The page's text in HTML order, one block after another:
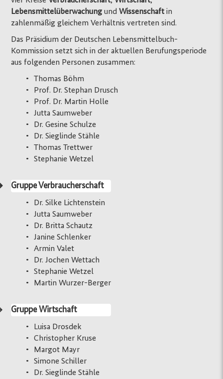
LebensmittelüberwachungundWissenschaftin
zahlenmäßig gleichem Verhältnis vertreten sind.
Das Präsidium der Deutschen Lebensmittelbuch-
Kommission setzt sich in der aktuellen Berufungsperiode
aus folgenden Personen zusammen:
Thomas Böhm
Prof. Dr. Stephan Drusch
Prof. Dr. Martin Holle
Jutta Saumweber
Dr. Gesine Schulze
Dr. Sieglinde Stähle
Thomas Trettwer
Stephanie Wetzel
Gruppe Verbraucherschaft
Dr. Silke Lichtenstein
Jutta Saumweber
Dr. Britta Schautz
Janine Schlenker
Armin Valet
Dr. Jochen Wettach
Stephanie Wetzel
Martin Wurzer-Berger
Gruppe Wirtschaft
Luisa Drosdek
Christopher Kruse
Margot Mayr
Simone Schiller
Dr. Sieglinde Stähle